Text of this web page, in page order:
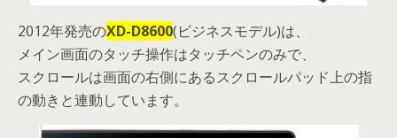
2012年発売のXD-D8600(ビジネスモデル)は、
メイン画面のタッチ操作はタッチペンのみで、
スクロールは画面の右側にあるスクロールパッド上の指
の動きと連動しています。